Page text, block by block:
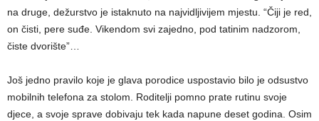
na druge, dežurstvo je istaknuto na najvidljivijem mjestu. “Čiji je red,
on čisti, pere suđe. Vikendom svi zajedno, pod tatinim nadzorom,
čiste dvorište”…
Još jedno pravilo koje je glava porodice uspostavio bilo je odsustvo
mobilnih telefona za stolom. Roditelji pomno prate rutinu svoje
djece, a svoje sprave dobivaju tek kada napune deset godina. Osim